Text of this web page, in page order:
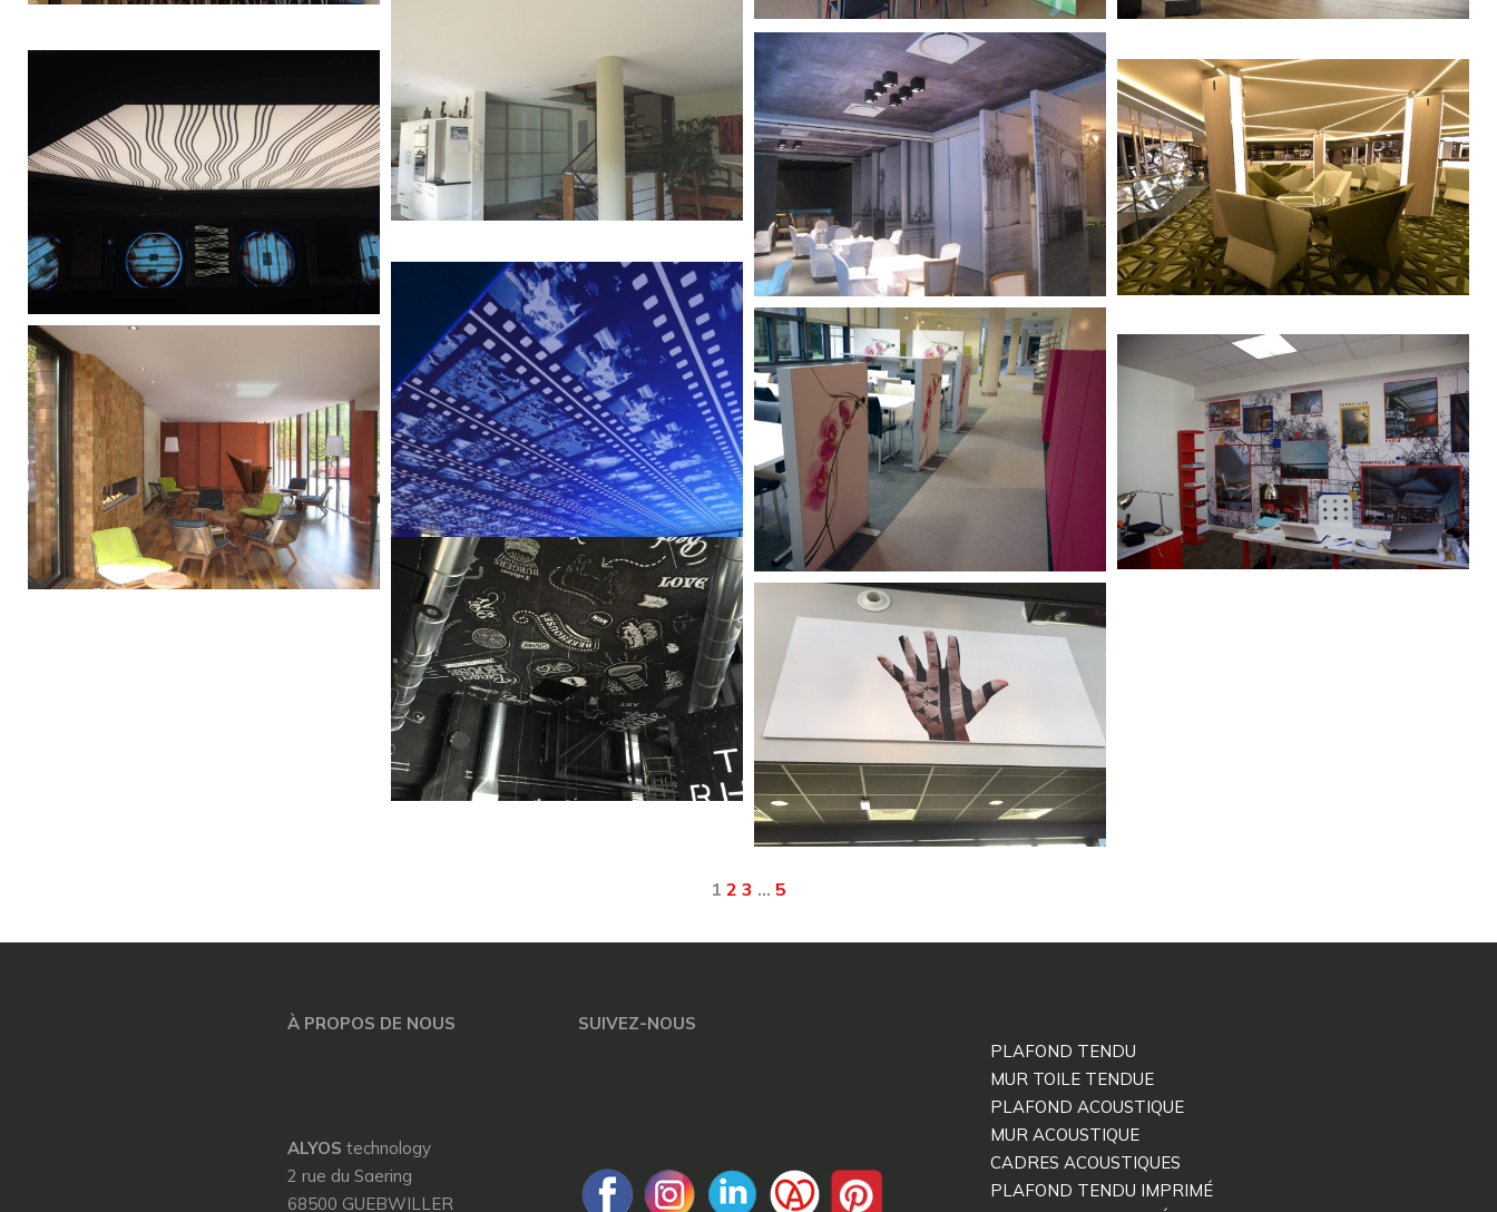
1 2 3 … 5
À PROPOS DE NOUS SUIVEZ-NOUS
ALYOS technology
2 rue du Saering
68500 GUEBWILLER
PLAFOND TENDU
MUR TOILE TENDUE
PLAFOND ACOUSTIQUE
MUR ACOUSTIQUE
CADRES ACOUSTIQUES
PLAFOND TENDU IMPRIMÉ